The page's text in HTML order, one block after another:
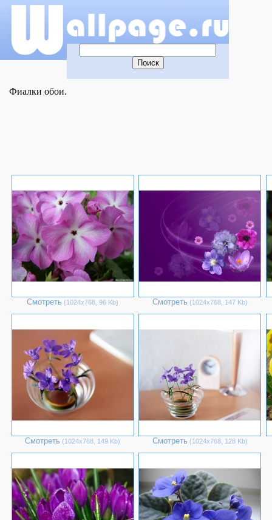
Фиалки обои.
Смотреть (1024х768, 96 Kb) Смотреть (1024х768, 147 Kb)
Смотреть (1024х768, 149 Kb) Смотреть (1024х768, 128 Kb)